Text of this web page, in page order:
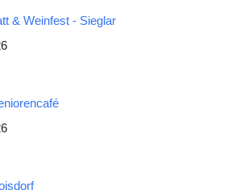
& Weinfest - Sieglar